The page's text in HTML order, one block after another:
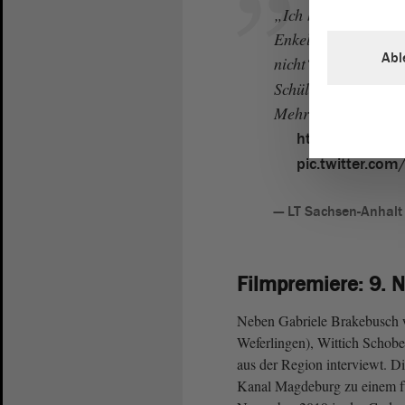
„Ich habe mir die
Enkelkinder
nicht“, sagt
Schülerprojekts.
Mehr zum Projekt
https://t.co/
— LT Sachsen-Anhalt
Filmpremiere: 9.
Neben Gabriele
Weferlingen), Wittich
aus der Region interviewt.
Kanal Magdeburg zu einem